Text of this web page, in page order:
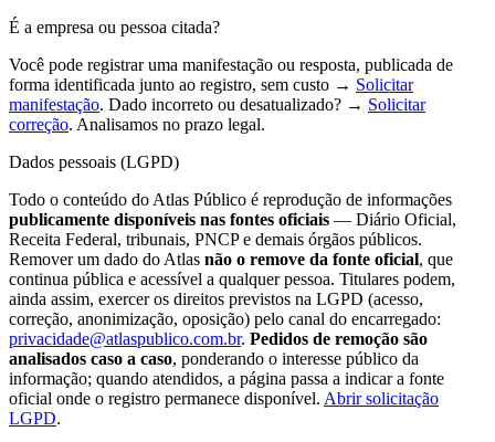
É a empresa ou pessoa citada?
Você pode registrar uma manifestação ou resposta, publicada de
forma identificada junto ao registro, sem custo → Solicitar
manifestação. Dado incorreto ou desatualizado? → Solicitar
correção. Analisamos no prazo legal.
Dados pessoais (LGPD)
Todo o conteúdo do Atlas Público é reprodução de informações
publicamente disponíveis nas fontes oficiais — Diário Oficial,
Receita Federal, tribunais, PNCP e demais órgãos públicos.
Remover um dado do Atlas não o remove da fonte oficial, que
continua pública e acessível a qualquer pessoa. Titulares podem,
ainda assim, exercer os direitos previstos na LGPD (acesso,
correção, anonimização, oposição) pelo canal do encarregado:
privacidade@atlaspublico.com.br. Pedidos de remoção são
analisados caso a caso, ponderando o interesse público da
informação; quando atendidos, a página passa a indicar a fonte
oficial onde o registro permanece disponível. Abrir solicitação
LGPD.